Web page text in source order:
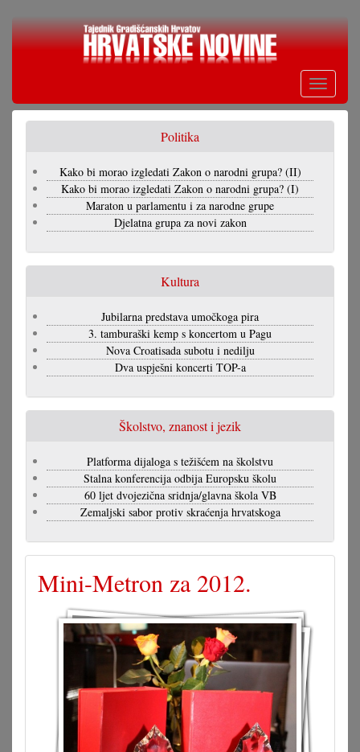
Skoči
Toggle
Politika
Kako bi morao izgledati Zakon o narodni grupa? (II)
Kako bi morao izgledati Zakon o narodni grupa? (I)
Maraton u parlamentu i za narodne grupe
Djelatna grupa za novi zakon
Kultura
Jubilarna predstava umočkoga pira
3. tamburaški kemp s koncertom u Pagu
Nova Croatisada subotu i nedilju
Dva uspješni koncerti TOP-a
Školstvo, znanost i jezik
Platforma dijaloga s težišćem na školstvu
Stalna konferencija odbija Europsku školu
60 ljet dvojezična sridnja/glavna škola VB
Zemaljski sabor protiv skraćenja hrvatskoga
Mini-Metron za 2012.